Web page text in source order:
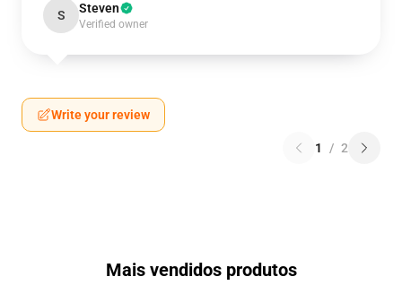
S Steven
Verified owner
Write your review
1 / 2
Mais vendidos produtos